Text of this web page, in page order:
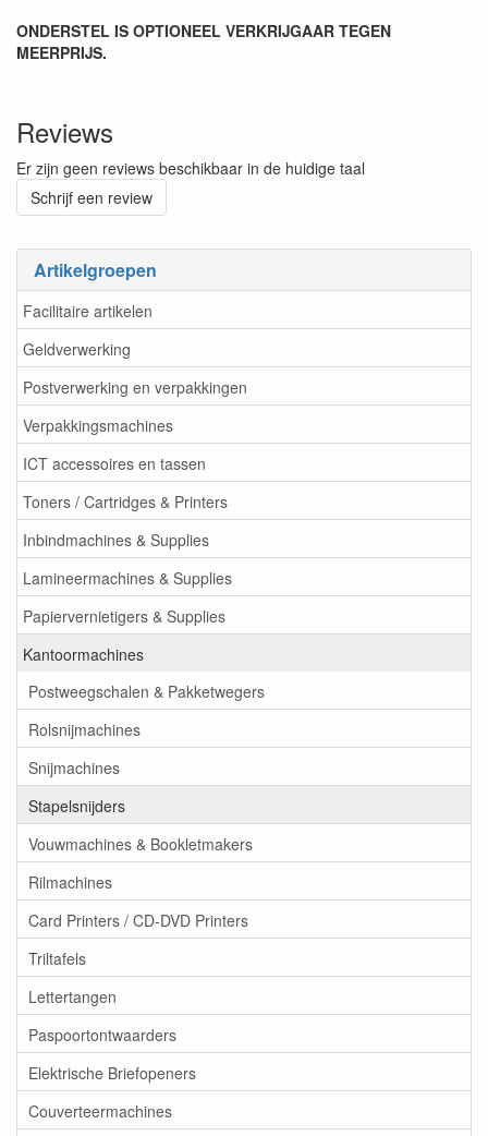
Artikelgroepen
Facilitaire artikelen
Geldverwerking
Postverwerking en verpakkingen
Verpakkingsmachines
ICT accessoires en tassen
Toners / Cartridges & Printers
Inbindmachines & Supplies
Lamineermachines & Supplies
Papiervernietigers & Supplies
Kantoormachines
Postweegschalen & Pakketwegers
Rolsnijmachines
Snijmachines
Stapelsnijders
Vouwmachines & Bookletmakers
Rilmachines
Card Printers / CD-DVD Printers
Triltafels
Lettertangen
Paspoortontwaarders
Elektrische Briefopeners
Couverteermachines
ONDERSTEL IS OPTIONEEL VERKRIJGAAR TEGEN
MEERPRIJS.
Reviews
Er zijn geen reviews beschikbaar in de huidige taal
Schrijf een review